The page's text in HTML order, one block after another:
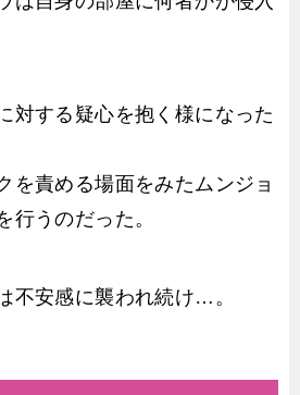
対する疑心を抱く様になった
を責める場面をみたムンジョ
行うのだった。
不安感に襲われ続け…。